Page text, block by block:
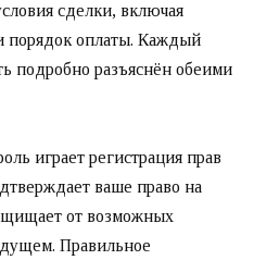
сделки, включая
порядок оплаты. Каждый
подробно разъяснён обеими
играет регистрация прав
ваше право на
от возможных
Правильное